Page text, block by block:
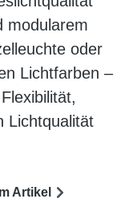
modularem
oder
Lichtfarben –
Lichtqualität
Artikel